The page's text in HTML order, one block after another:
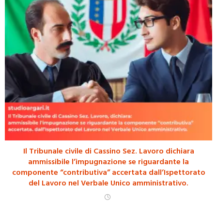
Il Tribunale civile di Cassino Sez. Lavoro dichiara
ammissibile l’impugnazione se riguardante la
componente “contributiva” accertata dall’Ispettorato
del Lavoro nel Verbale Unico amministrativo.